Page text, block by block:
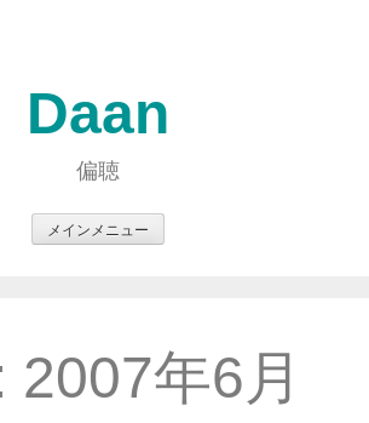
Daan
偏聴
メインメニュー
2007年6月